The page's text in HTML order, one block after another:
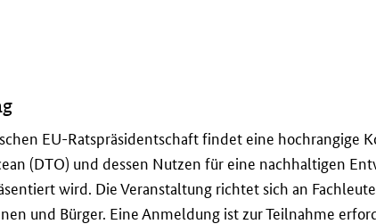
EU-Ratspräsidentschaft findet eine hochrangige
(DTO) und dessen Nutzen für eine nachhaltigen
wird. Die Veranstaltung richtet sich an
und Bürger. Eine Anmeldung ist zur Teilnahme